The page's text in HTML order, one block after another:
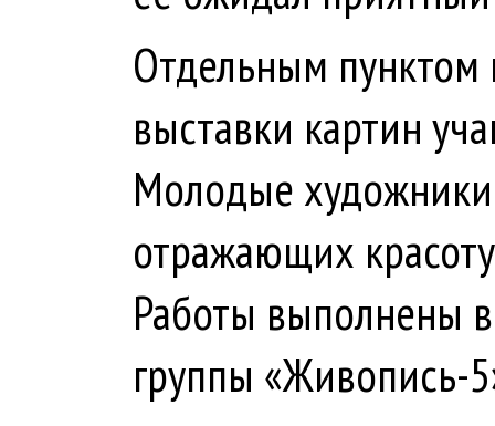
Отдельным пунктом
выставки картин
Молодые
отражающих
Работы выполнены
группы «Живопись-